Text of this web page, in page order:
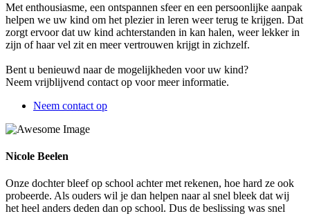
Met enthousiasme, een ontspannen sfeer en een persoonlijke aanpak
helpen we uw kind om het plezier in leren weer terug te krijgen. Dat
zorgt ervoor dat uw kind achterstanden in kan halen, weer lekker in
zijn of haar vel zit en meer vertrouwen krijgt in zichzelf.
Bent u benieuwd naar de mogelijkheden voor uw kind?
Neem vrijblijvend contact op voor meer informatie.
Neem contact op
Nicole Beelen
Onze dochter bleef op school achter met rekenen, hoe hard ze ook
probeerde. Als ouders wil je dan helpen naar al snel bleek dat wij
het heel anders deden dan op school. Dus de beslissing was snel